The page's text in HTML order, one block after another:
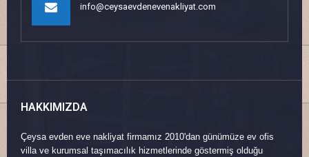
info@ceysaevdenevenakliyat.com
HAKKIMIZDA
Çeysa evden eve nakliyat firmamız 2010'dan günümüze ev ofis
villa ve kurumsal taşımacılık hizmetlerinde göstermiş olduğu